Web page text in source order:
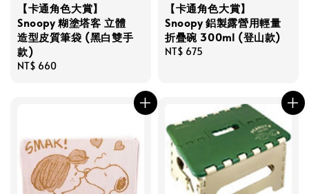
【卡通角色大賞】
Snoopy 糊塗塔客 立體
造型皮質筆袋 (黑白雙手
款)
Regular
NT$ 660
【卡通角色大賞】
Snoopy 鋁製露營用輕量
折疊碗 300ml (登山款)
Regular
NT$ 675